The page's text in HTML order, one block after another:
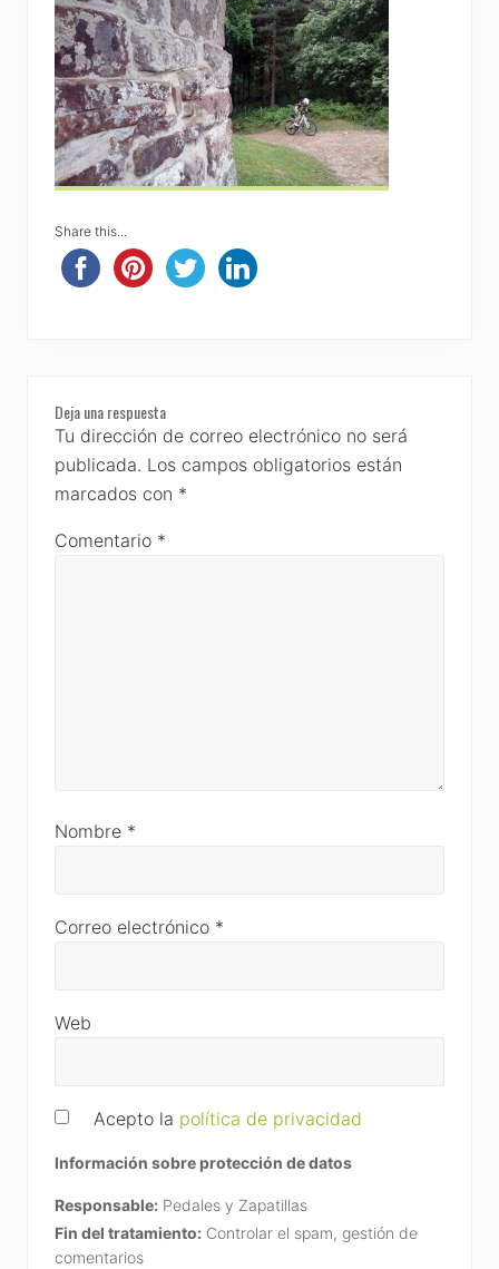
Share this...
Reader
Interactions
Deja una respuesta
Tu dirección de correo electrónico no será
publicada. Los campos obligatorios están
marcados con *
Comentario *
Nombre *
Correo electrónico *
Web
Acepto la política de privacidad
Información sobre protección de datos
Responsable: Pedales y Zapatillas
Fin del tratamiento: Controlar el spam, gestión de
comentarios